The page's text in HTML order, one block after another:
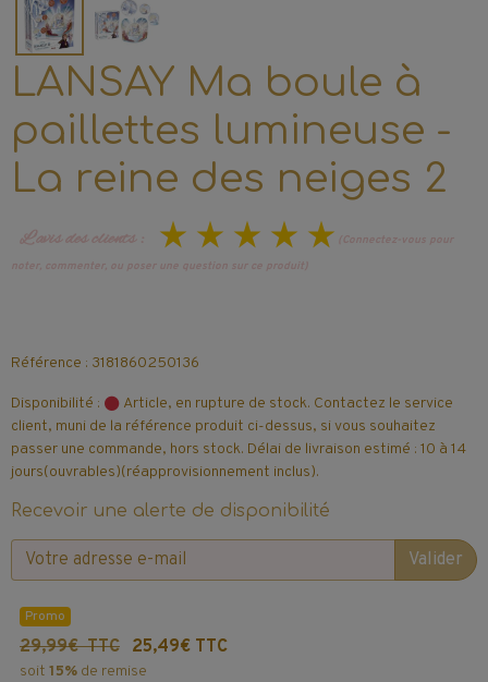
LANSAY Ma boule à
paillettes lumineuse -
La reine des neiges 2
L’avis des clients :
(Connectez-vous pour
noter, commenter, ou poser une question sur ce produit)
Référence : 3181860250136
Disponibilité :
Article, en rupture de stock. Contactez le service
client, muni de la référence produit ci-dessus, si vous souhaitez
passer une commande, hors stock. Délai de livraison estimé : 10 à 14
jours(ouvrables)(réapprovisionnement inclus).
Recevoir une alerte de disponibilité
Valider
Promo
29,99€ TTC 25,49€ TTC
soit 15% de remise